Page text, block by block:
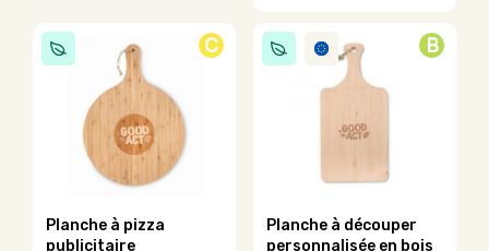
a
plusieurs
options
peuvent
choisies
la
page
C
Planche à pizza
publicitaire
B
Planche à découper
personnalisée en bois